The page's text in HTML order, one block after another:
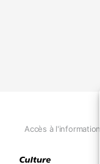
Accès à l'information